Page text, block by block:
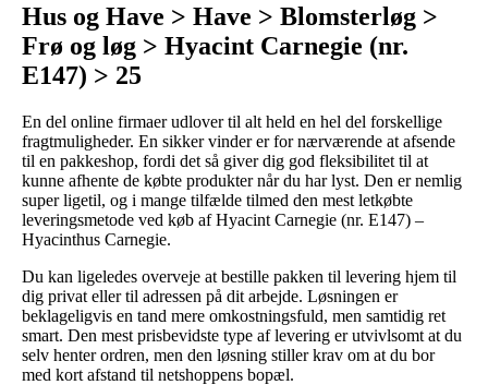
Hus og Have > Have > Blomsterløg >
Frø og løg > Hyacint Carnegie (nr.
E147) > 25
En del online firmaer udlover til alt held en hel del forskellige
fragtmuligheder. En sikker vinder er for nærværende at afsende
til en pakkeshop, fordi det så giver dig god fleksibilitet til at
kunne afhente de købte produkter når du har lyst. Den er nemlig
super ligetil, og i mange tilfælde tilmed den mest letkøbte
leveringsmetode ved køb af Hyacint Carnegie (nr. E147) –
Hyacinthus Carnegie.
Du kan ligeledes overveje at bestille pakken til levering hjem til
dig privat eller til adressen på dit arbejde. Løsningen er
beklageligvis en tand mere omkostningsfuld, men samtidig ret
smart. Den mest prisbevidste type af levering er utvivlsomt at du
selv henter ordren, men den løsning stiller krav om at du bor
med kort afstand til netshoppens bopæl.